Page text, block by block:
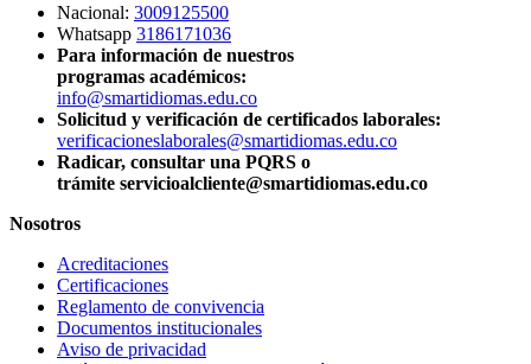
Nacional: 3009125500
Whatsapp 3186171036
Para información de nuestros
programas académicos:
info@smartidiomas.edu.co
Solicitud y verificación de certificados laborales:
verificacioneslaborales@smartidiomas.edu.co
Radicar, consultar una PQRS o
trámite servicioalcliente@smartidiomas.edu.co
Nosotros
Acreditaciones
Certificaciones
Reglamento de convivencia
Documentos institucionales
Aviso de privacidad